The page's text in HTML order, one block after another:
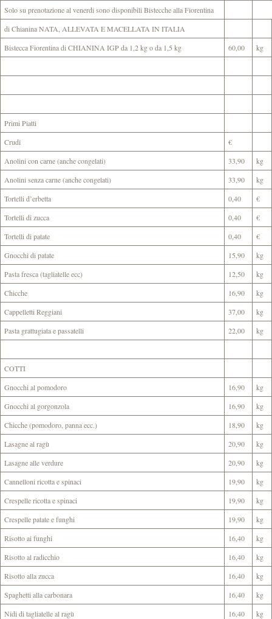
Solo su prenotazione al venerdi sono disponibili Bistecche alla Fiorentina
di Chianina NATA, ALLEVATA E MACELLATA IN ITALIA
Bistecca Fiorentina di CHIANINA IGP da 1,2 kg o da 1,5 kg
60,00 kg
Primi Piatti
Crudi
€
Anolini con carne (anche congelati)
33,90
kg
Anolini senza carne (anche congelati)
33,90
kg
Tortelli d’erbetta
0,40
€
Tortelli di zucca
0,40
€
Tortelli di patate
0,40
€
Gnocchi di patate
15,90
kg
Pasta fresca (tagliatelle ecc)
12,50
kg
Chicche
16,90
kg
Cappelletti Reggiani
37,00
kg
Pasta grattugiata e passatelli
22,00 kg
COTTI
Gnocchi al pomodoro
16,90
kg
Gnocchi al gorgonzola
16,90
kg
Chicche (pomodoro, panna ecc.)
18,90
kg
Lasagne al ragù
20,90
kg
Lasagne alle verdure
20,90
kg
Cannelloni ricotta e spinaci
19,90
kg
Crespelle ricotta e spinaci
19,90
kg
Crespelle patate e funghi
19,90
kg
Risotto ai funghi
16,40
kg
Risotto al radicchio
16,40
kg
Risotto alla zucca
16,40
kg
Spaghetti alla carbonara
16,40
kg
Nidi di tagliatelle al ragù
16,40
kg